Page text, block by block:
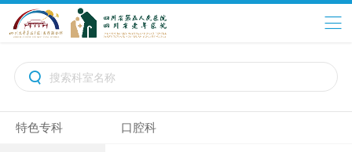

特色专科 口腔科